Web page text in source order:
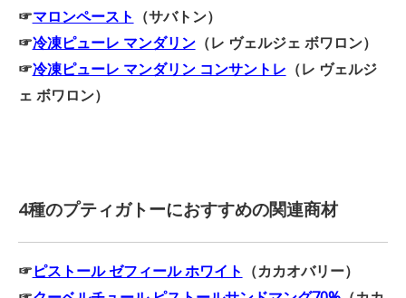
☞マロンペースト （サバトン）
☞冷凍ピューレ マンダリン（レ ヴェルジェ ボワロン）
☞冷凍ピューレ マンダリン コンサントレ （レ ヴェルジ
ェ ボワロン）
4種のプティガトーにおすすめの関連商材
☞ピストール ゼフィール ホワイト （カカオバリー）